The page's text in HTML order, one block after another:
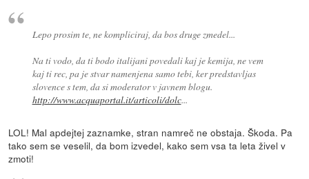
Lepo prosim te, ne kompliciraj, da bos druge zmedel...
Na ti vodo, da ti bodo italijani povedali kaj je kemija, ne vem
kaj ti rec, pa je stvar namenjena samo tebi, ker predstavljas
slovence s tem, da si moderator v javnem blogu.
http://www.acquaportal.it/articoli/dolc...
LOL! Mal apdejtej zaznamke, stran namreč ne obstaja. Škoda. Pa
tako sem se veselil, da bom izvedel, kako sem vsa ta leta živel v
zmoti!